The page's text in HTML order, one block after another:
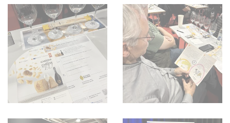
IMPRESSUM
AGB & DATENSCHUTZ
FAQ